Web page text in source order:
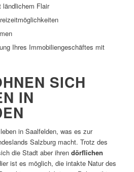
Flair
Ihres Immobiliengeschäftes mit
SICH
IN
in Saalfelden, was es zur
Salzburg macht. Trotz des
die Stadt aber ihren dörflichen
ist es möglich, die intakte Natur des